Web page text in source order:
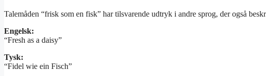
Talemåden “frisk som en fisk” har tilsvarende udtryk i andre sprog, der også
Engelsk:
“Fresh as a daisy”
Tysk:
“Fidel wie ein Fisch”